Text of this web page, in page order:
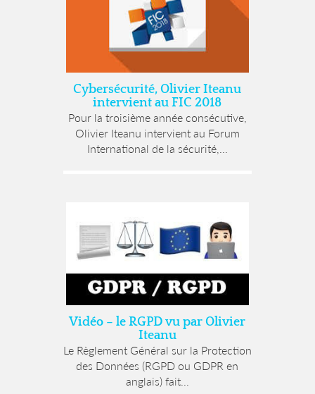
Cybersécurité, Olivier Iteanu
intervient au FIC 2018
Pour la troisième année consécutive,
Olivier Iteanu intervient au Forum
International de la sécurité,...
Vidéo – le RGPD vu par Olivier
Iteanu
Le Règlement Général sur la Protection
des Données (RGPD ou GDPR en
anglais) fait...